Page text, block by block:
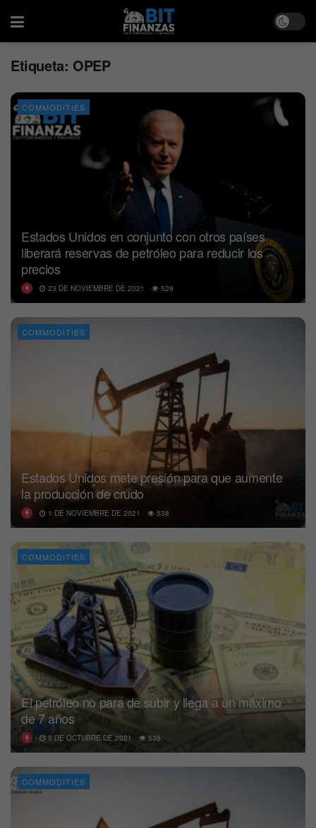
Etiqueta: OPEP
COMMODITIES
Estados Unidos en conjunto con otros países
liberará reservas de petróleo para reducir los
precios
23 DE NOVIEMBRE DE 2021 529
COMMODITIES
Estados Unidos mete presión para que aumente
la producción de crudo
1 DE NOVIEMBRE DE 2021 538
COMMODITIES
El petróleo no para de subir y llega a un máximo
de 7 años
5 DE OCTUBRE DE 2021 536
COMMODITIES